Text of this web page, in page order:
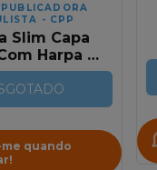
- CPP
Slim Capa
Harpa e
Coração
Pedra RC
quando